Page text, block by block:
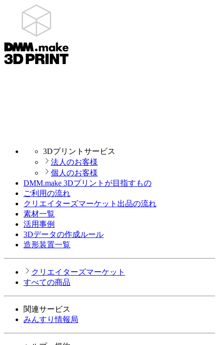
3Dプリントサービス
法人のお客様
個人のお客様
DMM.make 3Dプリントが目指すもの
ご利用の流れ
クリエイターズマーケット出品の流れ
素材一覧
活用事例
3Dデータの作成ルール
造形装置一覧
クリエイターズマーケット
すべての商品
関連サービス
みんすり情報局